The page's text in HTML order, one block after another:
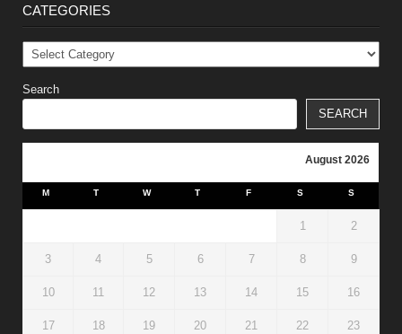
CATEGORIES
Categories
Search
SEARCH
August 2026
M T W T F S S
1 2
3 4 5 6 7 8 9
10 11 12 13 14 15 16
17 18 19 20 21 22 23